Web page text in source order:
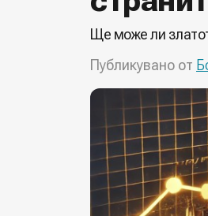
Ще може ли
Публикувано от